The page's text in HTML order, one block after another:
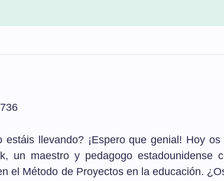
estáis llevando? ¡Espero que genial! Hoy
un maestro y pedagogo estadounidense
el Método de Proyectos en la educación.